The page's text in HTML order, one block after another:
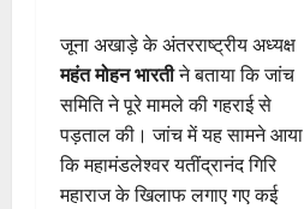
जूना अखाड़े के अंतरराष्ट्रीय अध्यक्ष
महंत मोहन भारतीने बताया कि जांच
समिति ने पूरे मामले की गहराई से
पड़ताल की। जांच में यह सामने आया
कि महामंडलेश्वर यतींद्रानंद गिरि
महाराज के खिलाफ लगाए गए कई